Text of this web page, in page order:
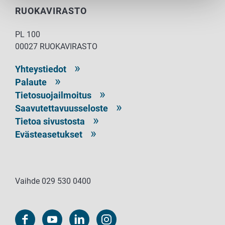
RUOKAVIRASTO
PL 100
00027 RUOKAVIRASTO
Yhteystiedot
Palaute
Tietosuojailmoitus
Saavutettavuusseloste
Tietoa sivustosta
Evästeasetukset
Vaihde 029 530 0400